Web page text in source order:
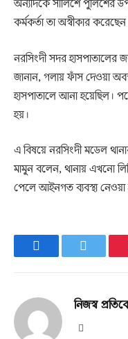
কর্মকর্তা তা অস্বীকার
নরসিংদী সদর হাসপাতালের
জানান, গলায় ফাঁস দেওয়া
হাসপাতালে আনা হয়েছিল।
হয়।
এ বিষয়ে নরসিংদী মডেল
মামুন বলেন, থানায় এখনো
পেলে আইনগত ব্যবস্থা নেওয়া
FacebookTwitter
নিজস্ব